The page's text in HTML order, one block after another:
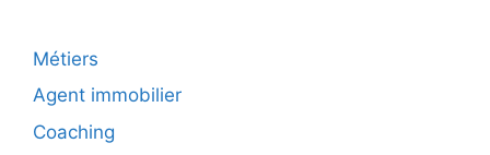
Métiers
Agent immobilier
Coaching